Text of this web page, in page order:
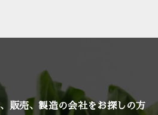
販売、製造の会社をお探しの方